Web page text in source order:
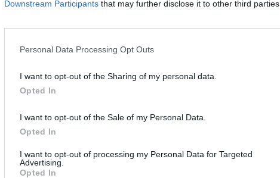
Downstream Participants that may further disclose it to other third parties.
Personal Data Processing Opt Outs
I want to opt-out of the Sharing of my personal data.
Opted In
I want to opt-out of the Sale of my Personal Data.
Opted In
I want to opt-out of processing my Personal Data for Targeted
Advertising.
Opted In
Stime: 7
pubblicità